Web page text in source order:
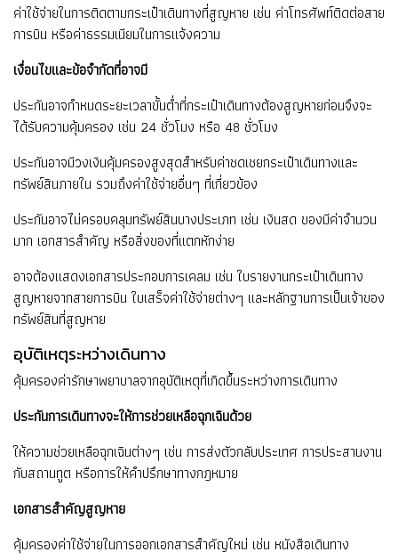
ค่าใช้จ่ายในการติดตามกระเป๋าเดินทางที่สูญหาย เช่น ค่าโทรศัพท์ติดต่อสาย
การบิน หรือค่าธรรมเนียมในการแจ้งความ
เงื่อนไขและข้อจำกัดที่อาจมี
ประกันอาจกำหนดระยะเวลาขั้นต่ำที่กระเป๋าเดินทางต้องสูญหายก่อนจึงจะ
ได้รับความคุ้มครอง เช่น 24 ชั่วโมง หรือ 48 ชั่วโมง
ประกันอาจมีวงเงินคุ้มครองสูงสุดสำหรับค่าชดเชยกระเป๋าเดินทางและ
ทรัพย์สินภายใน รวมถึงค่าใช้จ่ายอื่นๆ ที่เกี่ยวข้อง
ประกันอาจไม่ครอบคลุมทรัพย์สินบางประเภท เช่น เงินสด ของมีค่าจำนวน
มาก เอกสารสำคัญ หรือสิ่งของที่แตกหักง่าย
อาจต้องแสดงเอกสารประกอบการเคลม เช่น ใบรายงานกระเป๋าเดินทาง
สูญหายจากสายการบิน ใบเสร็จค่าใช้จ่ายต่างๆ และหลักฐานการเป็นเจ้าของ
ทรัพย์สินที่สูญหาย
อุบัติเหตุระหว่างเดินทาง
คุ้มครองค่ารักษาพยาบาลจากอุบัติเหตุที่เกิดขึ้นระหว่างการเดินทาง
ประกันการเดินทางจะให้การช่วยเหลือฉุกเฉินด้วย
ให้ความช่วยเหลือฉุกเฉินต่างๆ เช่น การส่งตัวกลับประเทศ การประสานงาน
กับสถานทูต หรือการให้คำปรึกษาทางกฎหมาย
เอกสารสำคัญสูญหาย
คุ้มครองค่าใช้จ่ายในการออกเอกสารสำคัญใหม่ เช่น หนังสือเดินทาง